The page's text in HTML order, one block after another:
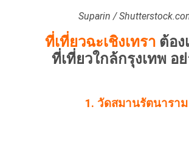
Suparin /
ที่เที่ยวฉะเชิงเทรา ต้อง
ที่เที่ยวใกล้กรุงเทพ อ
1. วัดสมานรัตนาราม